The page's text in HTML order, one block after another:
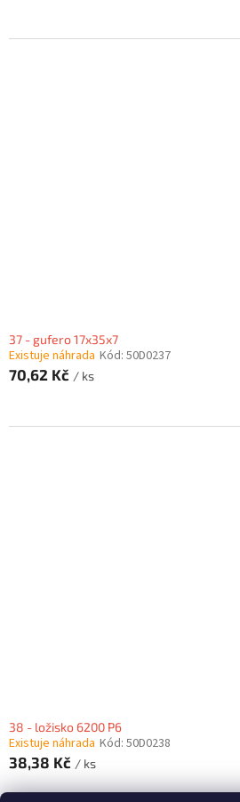
37 - gufero 17x35x7
Existuje náhrada Kód: 50D0237
70,62 Kč / ks
38 - ložisko 6200 P6
Existuje náhrada Kód: 50D0238
38,38 Kč / ks